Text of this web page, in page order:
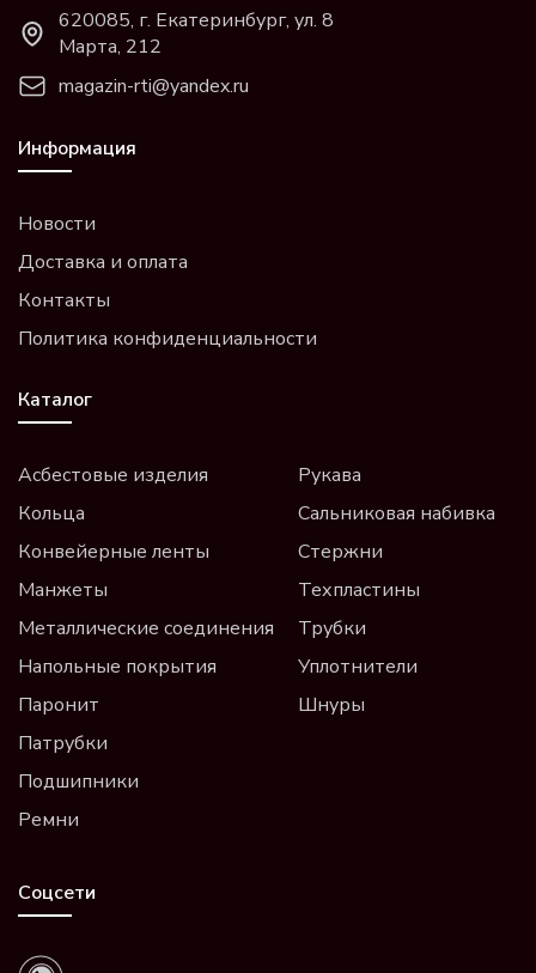
620085, г. Екатеринбург, ул. 8
Марта, 212
magazin-rti@yandex.ru
Информация
Новости
Доставка и оплата
Контакты
Политика конфиденциальности
Каталог
Асбестовые изделия
Кольца
Конвейерные ленты
Манжеты
Металлические соединения
Напольные покрытия
Паронит
Патрубки
Подшипники
Ремни
Рукава
Сальниковая набивка
Стержни
Техпластины
Трубки
Уплотнители
Шнуры
Соцсети